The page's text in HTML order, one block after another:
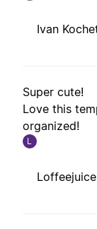
Ivan
Super cute!
Love this
organized!
L
Loffeejuice